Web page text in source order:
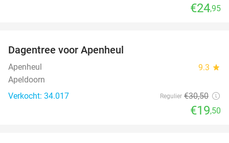
€24,95
Dagentree voor Apenheul
Apenheul 9.3 star
Apeldoorn
Verkocht: 34.017
Regulier €30,50
€19,50